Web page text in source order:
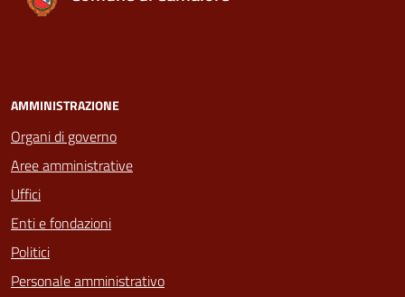
AMMINISTRAZIONE
Organi di governo
Aree amministrative
Uffici
Enti e fondazioni
Politici
Personale amministrativo